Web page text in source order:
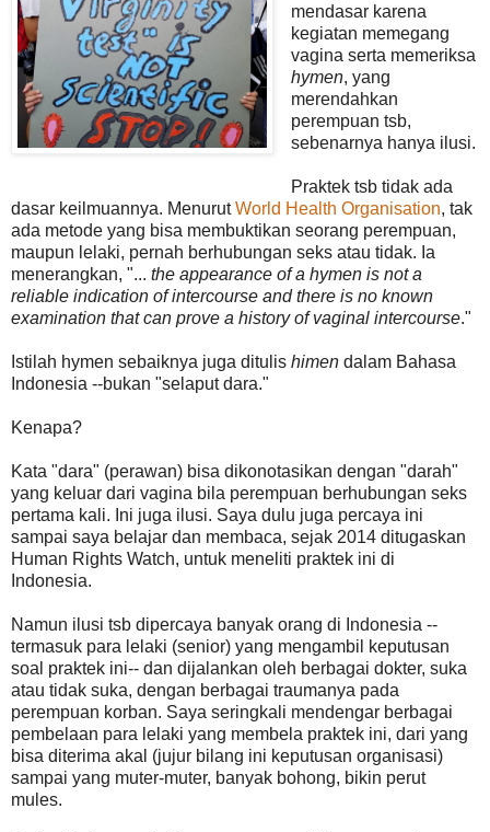
mendasar karena
kegiatan memegang
vagina serta memeriksa
hymen, yang
merendahkan
perempuan tsb,
sebenarnya hanya ilusi.
Praktek tsb tidak ada
dasar keilmuannya. MenurutWorld Health Organisation, tak
ada metode yang bisa membuktikan seorang perempuan,
maupun lelaki, pernah berhubungan seks atau tidak. Ia
menerangkan, "... the appearance of a hymen is not a
reliable indication of intercourse and there is no known
examination that can prove a history of vaginal intercourse."
Istilah hymen sebaiknya juga ditulis himen dalam Bahasa
Indonesia --bukan "selaput dara."
Kenapa?
Kata "dara" (perawan) bisa dikonotasikan dengan "darah"
yang keluar dari vagina bila perempuan berhubungan seks
pertama kali. Ini juga ilusi. Saya dulu juga percaya ini
sampai saya belajar dan membaca, sejak 2014 ditugaskan
Human Rights Watch, untuk meneliti praktek ini di
Indonesia.
Namun ilusi tsb dipercaya banyak orang di Indonesia --
termasuk para lelaki (senior) yang mengambil keputusan
soal praktek ini-- dan dijalankan oleh berbagai dokter, suka
atau tidak suka, dengan berbagai traumanya pada
perempuan korban. Saya seringkali mendengar berbagai
pembelaan para lelaki yang membela praktek ini, dari yang
bisa diterima akal (jujur bilang ini keputusan organisasi)
sampai yang muter-muter, banyak bohong, bikin perut
mules.